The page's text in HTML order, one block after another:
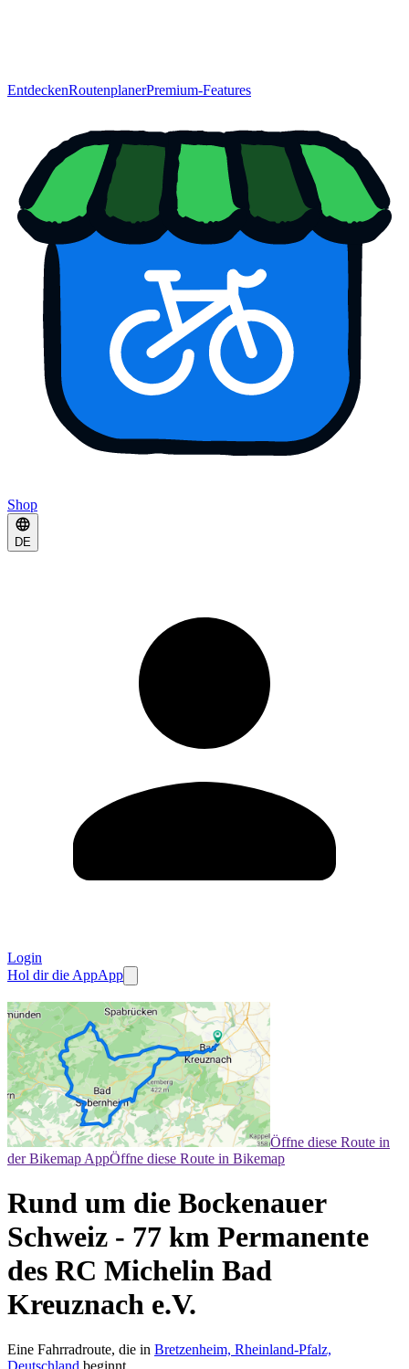
EntdeckenRoutenplanerPremium-Features
Shop
DE
Login
Hol dir die AppApp
Öffne diese Route in
der Bikemap AppÖffne diese Route in Bikemap
Rund um die Bockenauer
Schweiz - 77 km Permanente
des RC Michelin Bad
Kreuznach e.V.
Eine Fahrradroute, die in Bretzenheim, Rheinland-Pfalz,
Deutschland beginnt.